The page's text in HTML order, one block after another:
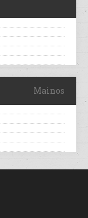
Mainos